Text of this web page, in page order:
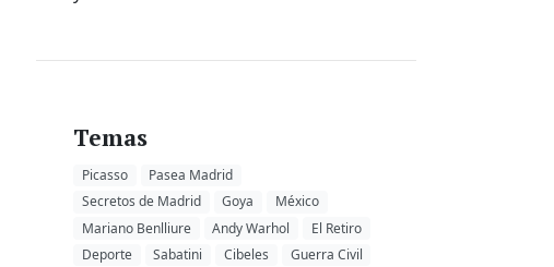
Temas
Picasso
Pasea Madrid
Secretos de Madrid
Goya
México
Mariano Benlliure
Andy Warhol
El Retiro
Deporte
Sabatini Cibeles
Guerra Civil